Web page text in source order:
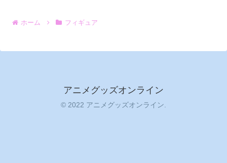
ホーム フィギュア
アニメグッズオンライン
© 2022 アニメグッズオンライン.